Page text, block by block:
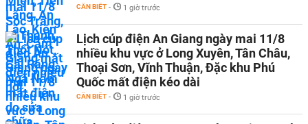
CẦN BIẾT - 1 giờ trước
Lịch cúp điện An Giang ngày mai 11/8
nhiều khu vực ở Long Xuyên, Tân Châu,
Thoại Sơn, Vĩnh Thuận, Đặc khu Phú
Quốc mất điện kéo dài
CẦN BIẾT - 1 giờ trước